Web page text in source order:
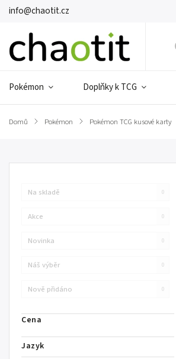
info@chaotit.cz
Pokémon Doplňky k TCG
Domů / Pokémon / Pokémon TCG kusové karty
Na skladě 0
Akce 0
Novinka 0
Náš výběr 0
Nově přidáno 0
Cena
Jazyk